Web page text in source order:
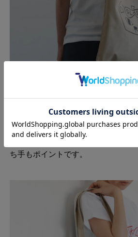
マチは付けず、フラットでシンプル
ました。
上着の上からでもゆったりと肩に掛
ち手もポイントです。